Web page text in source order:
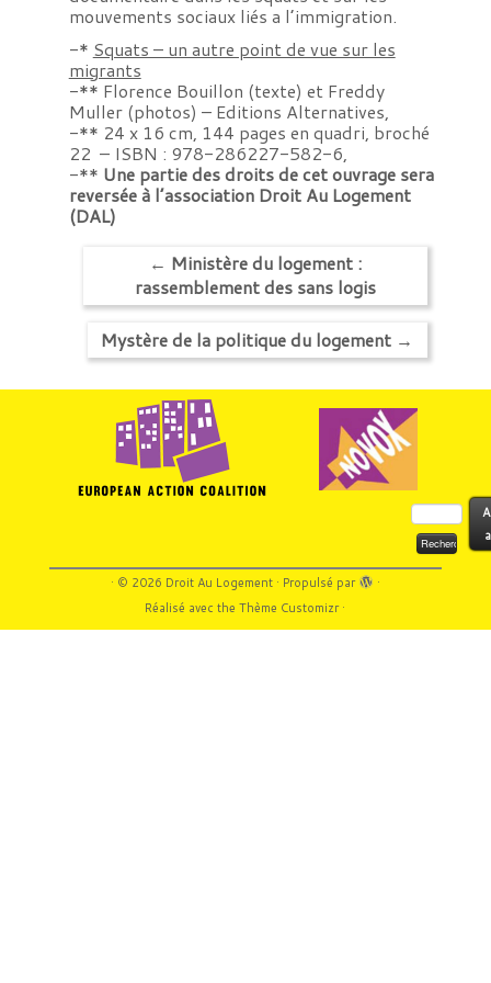
mouvements sociaux liés a l’immigration.
-* Squats – un autre point de vue sur les
migrants
-** Florence Bouillon (texte) et Freddy
Muller (photos) – Editions Alternatives,
-** 24 x 16 cm, 144 pages en quadri, broché
22  – ISBN : 978-286227-582-6,
-** Une partie des droits de cet ouvrage sera
reversée à l’association Droit Au Logement
(DAL)
← Ministère du logement :
rassemblement des sans logis
Mystère de la politique du logement →
Rechercher :
· © 2026 Droit Au Logement· Propulsé par
·
Réalisé avec theThème Customizr·